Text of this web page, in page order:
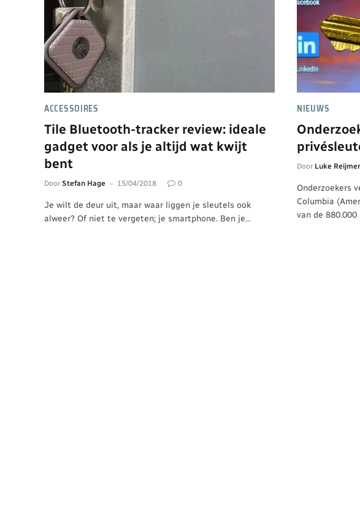
ACCESSOIRES
Tile Bluetooth-tracker review: ideale
gadget voor als je altijd wat kwijt
bent
Door Stefan Hage 15/04/2018 0
Je wilt de deur uit, maar waar liggen je sleutels ook
alweer? Of niet te vergeten; je smartphone. Ben je…
NIEUWS
Door Luke
Onderzoekers
Columbia
van de